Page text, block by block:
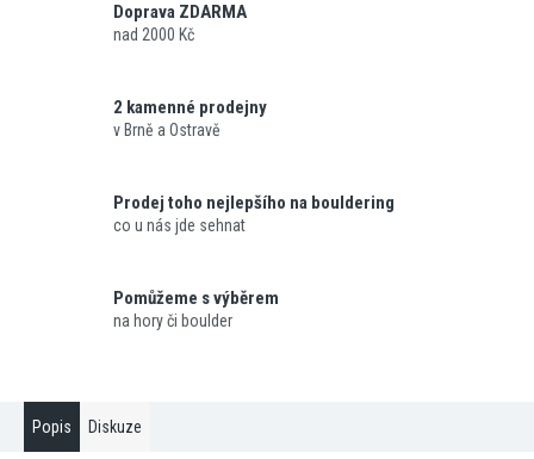
Doprava ZDARMA
nad 2000 Kč
2 kamenné prodejny
v Brně a Ostravě
Prodej toho nejlepšího na bouldering
co u nás jde sehnat
Pomůžeme s výběrem
na hory či boulder
Popis Diskuze